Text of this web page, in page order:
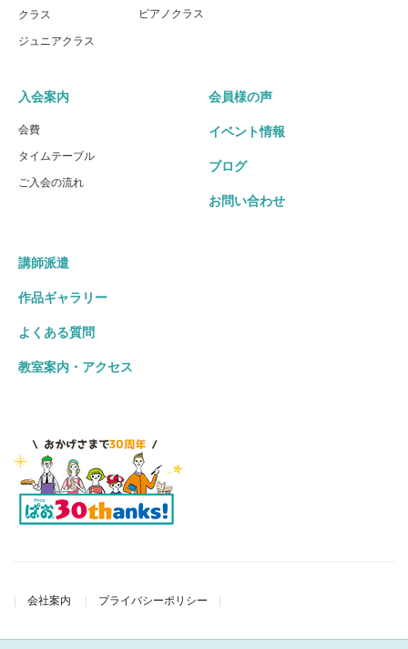
クラス
ジュニアクラス
ピアノクラス
入会案内
会費
タイムテーブル
ご入会の流れ
会員様の声
イベント情報
ブログ
お問い合わせ
講師派遣
作品ギャラリー
よくある質問
教室案内・アクセス
会社案内 プライバシーポリシー